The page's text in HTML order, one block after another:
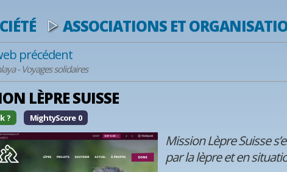
ASSOCIATIONS ET
précédent
- Voyages solidaires
LÈPRE SUISSE
? MightyScore 0
Mission Lèpre Suisse
par la lèpre et en